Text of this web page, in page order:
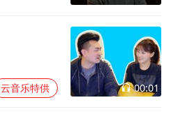
云音乐特供 00:01